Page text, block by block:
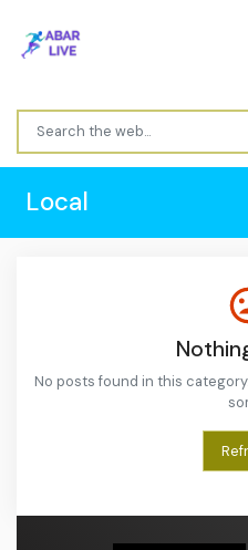
Local
No posts found in this